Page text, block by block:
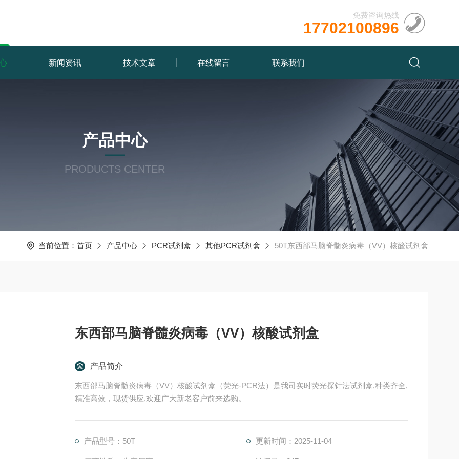
免费咨询热线
17702100896
新闻资讯 技术文章 在线留言 联系我们
产品中心
PRODUCTS CENTER
当前位置： 首页 产品中心 PCR试剂盒 其他PCR试剂盒 50T东西部马脑脊髓炎病毒（VV）核酸试剂盒
东西部马脑脊髓炎病毒（VV）核酸试剂盒
产品简介
东西部马脑脊髓炎病毒（VV）核酸试剂盒（荧光-PCR法）是我司实时荧光探针法试剂盒,种类齐全,
精准高效，现货供应,欢迎广大新老客户前来选购。
产品型号：50T 更新时间：2025-11-04